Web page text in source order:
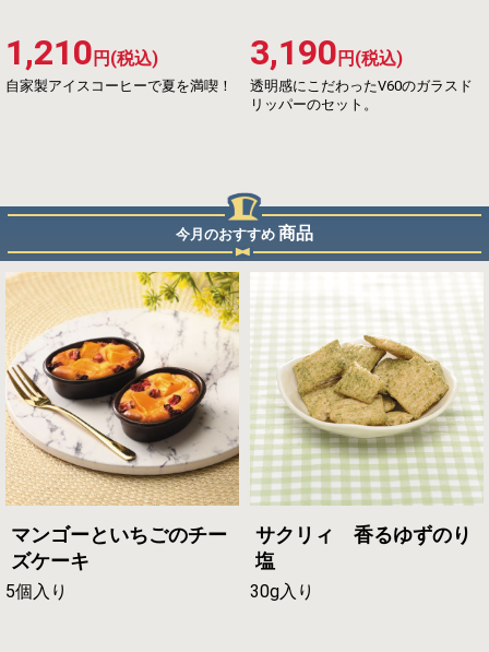
自家製アイスコーヒーで夏を満喫！
1,210 円(税込)
透明感にこだわったV60のガラスド
リッパーのセット。
3,190 円(税込)
今月のおすすめ 商品
マンゴーといちごのチー
ズケーキ
5個入り
サクリィ 香るゆずのり
塩
30g入り